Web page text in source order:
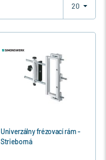
20
Univerzálny frézovací rám -
Strieborná